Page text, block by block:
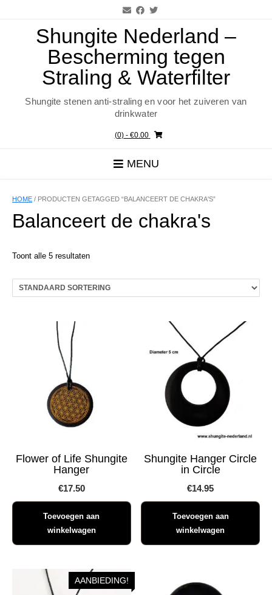
Shungite Nederland –
Bescherming tegen
Straling & Waterfilter
Shungite stenen anti-straling en voor het zuiveren van
drinkwater
(0)- €0.00
MENU
HOME / PRODUCTEN GETAGGED “BALANCEERT DE CHAKRA'S”
Balanceert de chakra's
Toont alle 5 resultaten
Flower of Life Shungite
Hanger
€17.50
Toevoegen aan
winkelwagen
Shungite Hanger Circle
in Circle
€14.95
Toevoegen aan
winkelwagen
AANBIEDING!